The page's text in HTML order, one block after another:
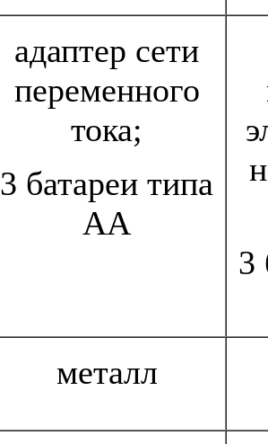
адаптер сети
переменного
тока;
3 батареи типа
AA
3
металл